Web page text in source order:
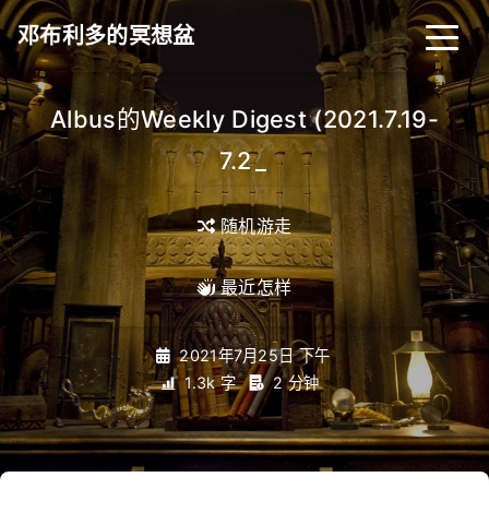
邓布利多的冥想盆
Albus的Weekly Digest (2021.7.19-
7.26)_
随机游走
最近怎样
2021年7月25日 下午
1.3k 字
2 分钟